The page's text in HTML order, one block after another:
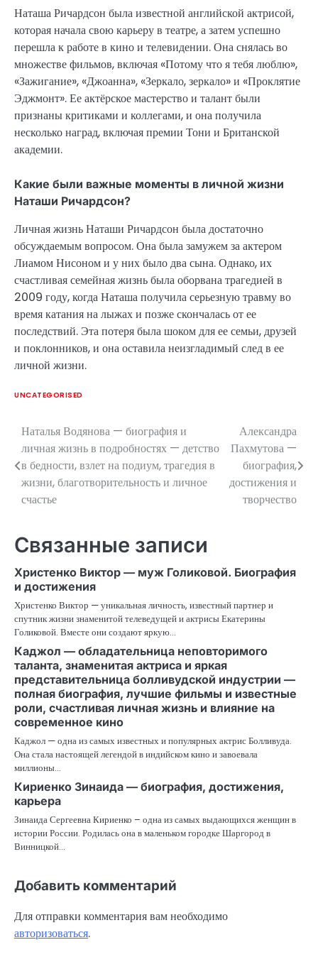
Наташа Ричардсон была известной английской актрисой,
которая начала свою карьеру в театре, а затем успешно
перешла к работе в кино и телевидении. Она снялась во
множестве фильмов, включая «Потому что я тебя люблю»,
«Зажигание», «Джоанна», «Зеркало, зеркало» и «Проклятие
Эджмонт». Ее актёрское мастерство и талант были
признаны критиками и коллегами, и она получила
несколько наград, включая премии Тони и Британской
академии.
Какие были важные моменты в личной жизни
Наташи Ричардсон?
Личная жизнь Наташи Ричардсон была достаточно
обсуждаемым вопросом. Она была замужем за актером
Лиамом Нисоном и у них было два сына. Однако, их
счастливая семейная жизнь была оборвана трагедией в
2009 году, когда Наташа получила серьезную травму во
время катания на лыжах и позже скончалась от ее
последствий. Эта потеря была шоком для ее семьи, друзей
и поклонников, и она оставила неизгладимый след в ее
личной жизни.
UNCATEGORISED
Навигация
по
записям
Наталья Водянова — биография и
личная жизнь в подробностях — детство
в бедности, взлет на подиум, трагедия в
жизни, благотворительность и личное
счастье
Александра
Пахмутова —
биография,
достижения и
творчество
Связанные записи
Христенко Виктор — муж Голиковой. Биография
и достижения
Христенко Виктор — уникальная личность, известный партнер и
спутник жизни знаменитой телеведущей и актрисы Екатерины
Голиковой. Вместе они создают яркую…
Каджол — обладательница неповторимого
таланта, знаменитая актриса и яркая
представительница болливудской индустрии —
полная биография, лучшие фильмы и известные
роли, счастливая личная жизнь и влияние на
современное кино
Каджол — одна из самых известных и популярных актрис Болливуда.
Она стала настоящей легендой в индийском кино и завоевала
миллионы…
Кириенко Зинаида — биография, достижения,
карьера
Зинаида Сергеевна Кириенко – одна из самых выдающихся женщин в
истории России. Родилась она в маленьком городке Шаргород в
Винницкой…
Добавить комментарий
Для отправки комментария вам необходимо
авторизоваться.